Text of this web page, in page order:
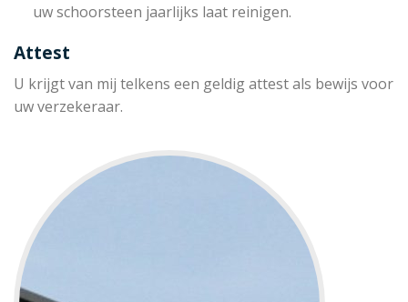
uw schoorsteen jaarlijks laat reinigen.
Attest
U krijgt van mij telkens een geldig attest als bewijs voor
uw verzekeraar.